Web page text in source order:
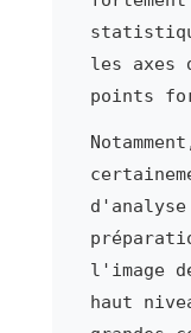
les axes
points
l'image
haut